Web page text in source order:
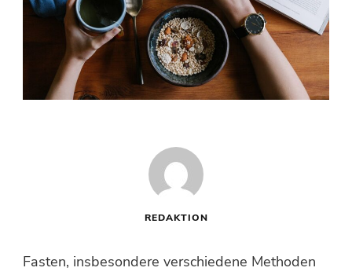
REDAKTION
Fasten, insbesondere verschiedene Methoden